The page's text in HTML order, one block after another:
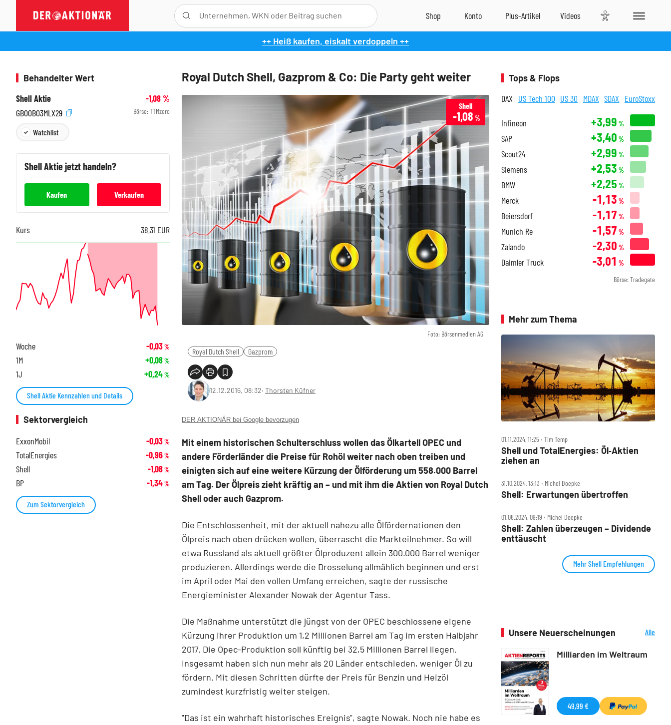
++ Heiß kaufen, eiskalt verdoppeln ++
Royal Dutch Shell, Gazprom & Co: Die Party geht weiter
Foto: Börsenmedien AG
Shell
-1,08 %
Royal Dutch Shell Gazprom
12.12.2016, 08:32‧ Thorsten Küfner
DER AKTIONÄR bei Google bevorzugen
Mit einem historischen Schulterschluss wollen das Ölkartell OPEC und
andere Förderländer die Preise für Rohöl weiter nach oben treiben und
einigten sich auf eine weitere Kürzung der Ölförderung um 558.000 Barrel
am Tag. Der Ölpreis zieht kräftig an – und mit ihm die Aktien von Royal Dutch
Shell oder auch Gazprom.
Die Entschlossenheit, mit der aktuell nahezu alle Ölfördernationen den
Ölpreis nach oben drücken wollen, überrascht die Markteilnehmer. So will
etwa Russland als aktuell größter Ölproduzent allein 300.000 Barrel weniger
produzieren. Allerdings werde die Drosselung allmählich beginnen und erst
im April oder Mai den vollen Umfang erreichen, sagte der russische
Energieminister Alexander Nowak der Agentur Tass.
Die Maßnahme unterstützt die jüngst von der OPEC beschlossene eigene
Kürzung ihrer Produktion um 1,2 Millionen Barrel am Tag im ersten Halbjahr
2017. Die Opec-Produktion soll künftig bei 32,5 Millionen Barrel liegen.
Insgesamt haben sich nun mehr als 20 Länder entschieden, weniger Öl zu
fördern. Mit diesen Schritten dürfte der Preis für Benzin und Heizöl
zumindest kurzfristig weiter steigen.
"Das ist ein wahrhaft historisches Ereignis", sagte Nowak. Noch nie habe es
Behandelter Wert
Shell Aktie
-1,08%
GB00B03MLX29
Börse: TTMzero
Watchlist
ShellAktie jetzt handeln?
Kaufen Verkaufen
Kurs 38,31 EUR
Woche -0,03%
1M +0,08%
1J +0,24%
Shell Aktie Kennzahlen und Details
Sektorvergleich
ExxonMobil
-0,03%
TotalEnergies -0,96%
Shell -1,08%
BP -1,34%
Zum Sektorvergleich
Tops & Flops
DAX US Tech 100 US 30 MDAX SDAX EuroStoxx
Infineon +3,99 %
SAP +3,40 %
Scout24 +2,99 %
Siemens +2,53 %
BMW +2,25 %
Merck -1,13 %
Beiersdorf -1,17 %
Munich Re -1,57 %
Zalando -2,30 %
Daimler Truck -3,01 %
Börse: Tradegate
Mehr zum Thema
01.11.2024, 11:25 ‧ Tim Temp
Shell und TotalEnergies: Öl‑Aktien
ziehen an
31.10.2024, 13:13 ‧ Michel Doepke
Shell: Erwartungen übertroffen
01.08.2024, 09:19 ‧ Michel Doepke
Shell: Zahlen überzeugen – Dividende
enttäuscht
Mehr Shell Empfehlungen
Unsere Neuerscheinungen
Alle
Milliarden im Weltraum
49,99 €